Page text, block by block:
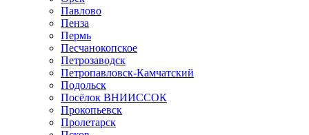
Павлово
Пенза
Пермь
Песчанокопское
Петрозаводск
Петропавловск-Камчатский
Подольск
Посёлок ВНИИССОК
Прокопьевск
Пролетарск